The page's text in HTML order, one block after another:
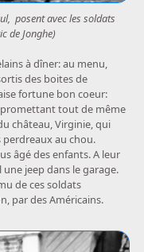
posent avec les soldats
de Jonghe)
à dîner: au menu,
des boites de
fortune bon coeur:
tout de même
château, Virginie, qui
perdreaux au chou.
âgé des enfants. A leur
jeep dans le garage.
de ces soldats
par des Américains.